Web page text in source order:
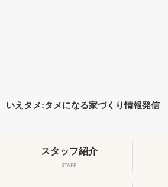
いえタメ:タメになる家づくり情報発信
スタッフ紹介
STAFF